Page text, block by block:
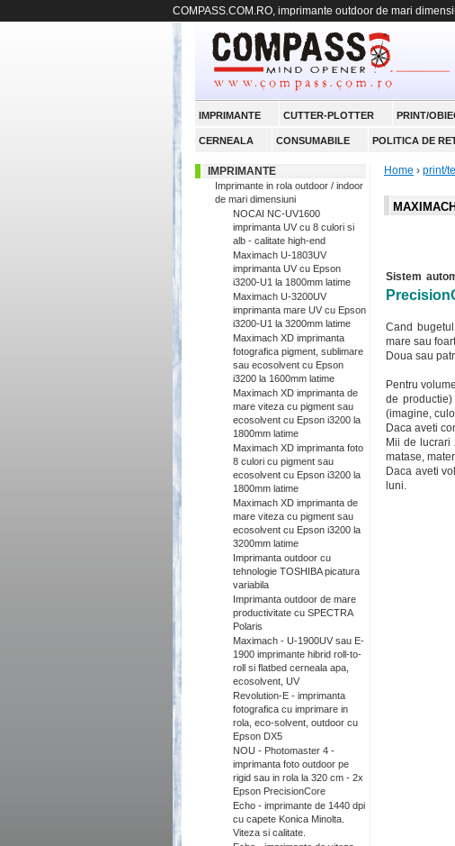
COMPASS.COM.RO, imprimante outdoor de mari
IMPRIMANTE CUTTER-PLOTTER PRINT/
CERNEALA CONSUMABILE POLITICA DE
IMPRIMANTE
Imprimante in rola outdoor / indoor
de mari dimensiuni
NOCAI NC-UV1600
imprimanta UV cu 8 culori si
alb - calitate high-end
Maximach U-1803UV
imprimanta UV cu Epson
i3200-U1 la 1800mm latime
Maximach U-3200UV
imprimanta mare UV cu Epson
i3200-U1 la 3200mm latime
Maximach XD imprimanta
fotografica pigment, sublimare
sau ecosolvent cu Epson
i3200 la 1600mm latime
Maximach XD imprimanta de
mare viteza cu pigment sau
ecosolvent cu Epson i3200 la
1800mm latime
Maximach XD imprimanta foto
8 culori cu pigment sau
ecosolvent cu Epson i3200 la
1800mm latime
Maximach XD imprimanta de
mare viteza cu pigment sau
ecosolvent cu Epson i3200 la
3200mm latime
Imprimanta outdoor cu
tehnologie TOSHIBA picatura
variabila
Imprimanta outdoor de mare
productivitate cu SPECTRA
Polaris
Maximach - U-1900UV sau E-
1900 imprimante hibrid roll-to-
roll si flatbed cerneala apa,
ecosolvent, UV
Revolution-E - imprimanta
fotografica cu imprimare in
rola, eco-solvent, outdoor cu
Epson DX5
NOU - Photomaster 4 -
imprimanta foto outdoor pe
rigid sau in rola la 320 cm - 2x
Epson PrecisionCore
Echo - imprimante de 1440 dpi
cu capete Konica Minolta.
Viteza si calitate.
Home › print/
Sistem
Cand
mare sau
Doua sau
Pentru
de
(imagine,
Daca aveti
Mii de lucrari
matase,
Daca aveti
luni.